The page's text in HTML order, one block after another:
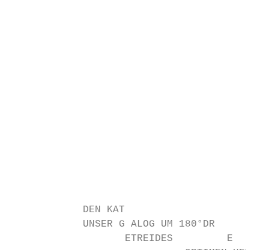
            DEN KAT
            UNSER G ALOG UM 180°DR
                   ETREIDES         E